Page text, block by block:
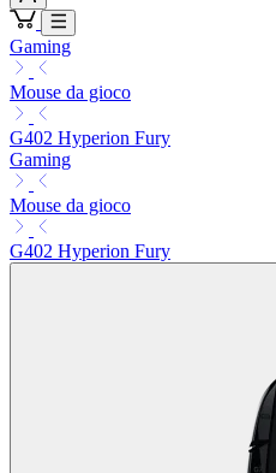
Gaming
Mouse da gioco
G402 Hyperion Fury
Gaming
Mouse da gioco
G402 Hyperion Fury